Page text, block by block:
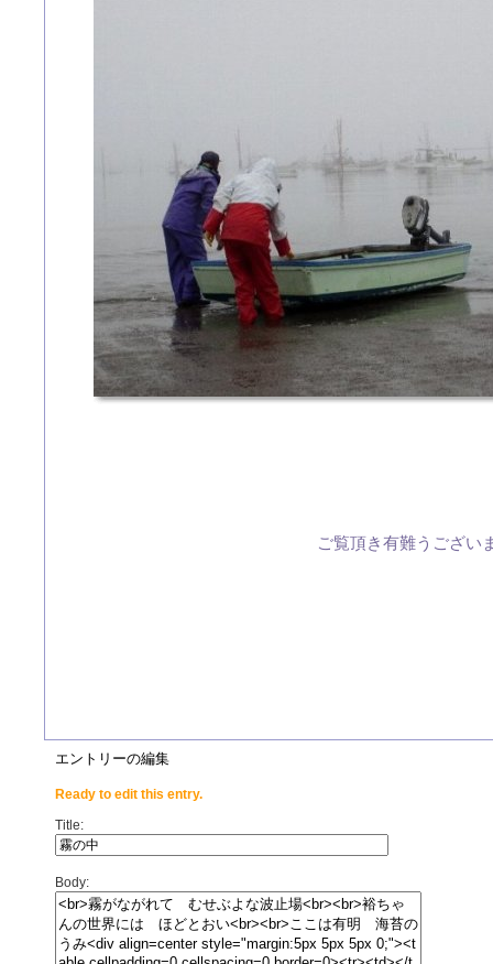
ご覧頂き有難うござい
エントリーの編集
Ready to edit this entry.
Title:
Body: